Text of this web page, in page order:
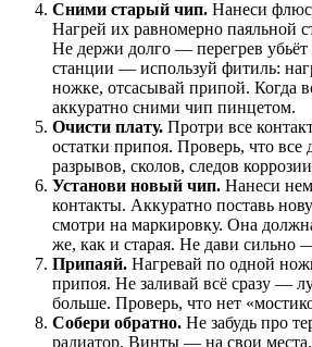
Сними старый чип. Нанеси
Нагрей их равномерно паяльной
Не держи долго — перегрев убьёт
станции — используй фитиль:
ножке, отсасывай припой. Когда
аккуратно сними чип пинцетом.
Очисти плату. Протри все
остатки припоя. Проверь, что
разрывов, сколов, следов
Установи новый чип. Нанеси
контакты. Аккуратно поставь
смотри на маркировку. Она
же, как и старая. Не дави сильно
Припаяй. Нагревай по одной
припоя. Не заливай всё сразу —
больше. Проверь, что нет
Собери обратно. Не забудь про
радиатор. Винты — на свои места.